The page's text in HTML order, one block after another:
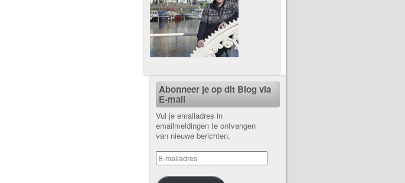
Abonneer je op dit Blog via
E-mail
Vul je emailadres in
emailmeldingen te ontvangen
van nieuwe berichten.